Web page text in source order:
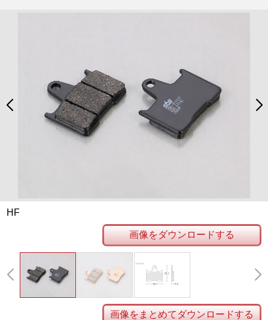
HF
画像をダウンロードする
画像をまとめてダウンロードする